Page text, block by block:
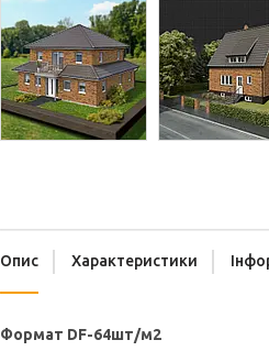
Опис Характеристики
Формат DF-64шт/м2